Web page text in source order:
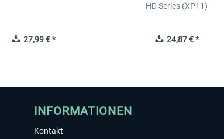
27,99 € *
HD Series (XP11)
24,87 € *
INFORMATIONEN
Kontakt